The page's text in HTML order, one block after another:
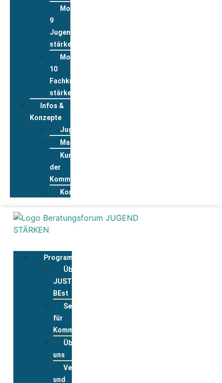
Modul
9
Jugend
stärken
Modul
10
Fachkräfte
stärken
Infos &
Konzepte
Jugendwohnkonzepte
Materialpool
Kurzportraits
der
Kommunen
Kontakt
Programmbegleitung
Über
JUST
BEst
Service
für
Kommunen
Über
uns
Veranstaltungsanmeldung
und